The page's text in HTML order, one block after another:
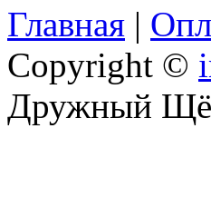
Главная |
Copyright ©
Дружный